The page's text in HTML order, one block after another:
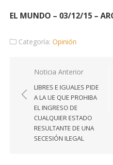
EL MUNDO – 03/12/15 –
Categoría: Opinión
Navegación
entradas
Noticia Anterior
LIBRES E IGUALES PIDE
A LA UE QUE PROHIBA
EL INGRESO DE
CUALQUIER ESTADO
RESULTANTE DE UNA
SECESIÓN ILEGAL